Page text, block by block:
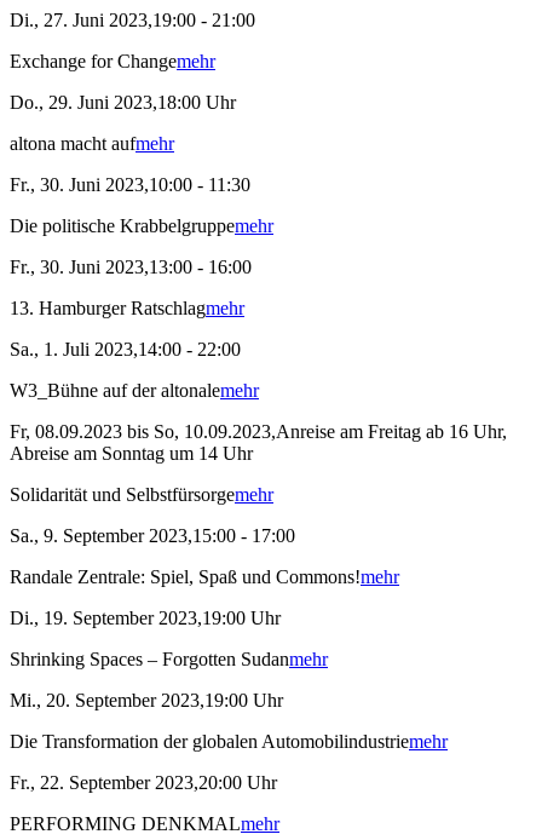
Di., 27. Juni 2023,19:00 - 21:00
Exchange for Changemehr
Do., 29. Juni 2023,18:00 Uhr
altona macht aufmehr
Fr., 30. Juni 2023,10:00 - 11:30
Die politische Krabbelgruppemehr
Fr., 30. Juni 2023,13:00 - 16:00
13. Hamburger Ratschlagmehr
Sa., 1. Juli 2023,14:00 - 22:00
W3_Bühne auf der altonalemehr
Fr, 08.09.2023 bis So, 10.09.2023,Anreise am Freitag ab 16 Uhr,
Abreise am Sonntag um 14 Uhr
Solidarität und Selbstfürsorgemehr
Sa., 9. September 2023,15:00 - 17:00
Randale Zentrale: Spiel, Spaß und Commons!mehr
Di., 19. September 2023,19:00 Uhr
Shrinking Spaces – Forgotten Sudanmehr
Mi., 20. September 2023,19:00 Uhr
Die Transformation der globalen Automobilindustriemehr
Fr., 22. September 2023,20:00 Uhr
PERFORMING DENKMALmehr